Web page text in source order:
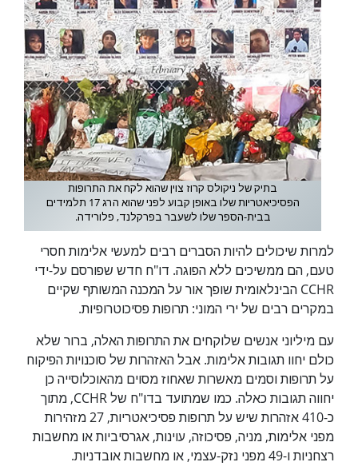
בתיק של ניקולס קרוז צוין שהוא לקח את התרופות
הפסיכיאטריות שלו באופן קבוע לפני שהוא הרג 17 תלמידים
בבית-הספר שלו לשעבר בפרקלנד, פלורידה.
למרות שיכולים להיות הסברים רבים למעשי אלימות חסרי
טעם, הם ממשיכים ללא הפוגה. דו"ח חדש שפורסם על-ידי
CCHR הבינלאומית שופך אור על המכנה המשותף שקיים
במקרים רבים של ירי המוני: תרופות פסיכוטרופיות.
עם מיליוני אנשים שלוקחים את התרופות האלה, ברור שלא
כולם יחוו תגובות אלימות. אבל האזהרות של סוכנויות הפיקוח
על תרופות וסמים מאשרות שאחוז מסוים מהאוכלוסייה כן
יחווה תגובות כאלה. כמו שמתועד בדו"ח של CCHR, מתוך
כ-410 אזהרות שיש על תרופות פסיכיאטריות, 27 מזהירות
מפני אלימות, מניה, פסיכוזה, עוינות, אגרסיביות או מחשבות
רצחניות ו-49 מפני נזק-עצמי, או מחשבות אובדניות.